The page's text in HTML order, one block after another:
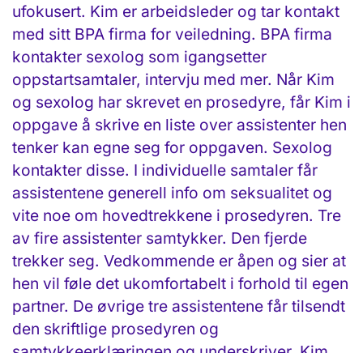
ufokusert. Kim er arbeidsleder og tar kontakt
med sitt BPA firma for veiledning. BPA firma
kontakter sexolog som igangsetter
oppstartsamtaler, intervju med mer. Når Kim
og sexolog har skrevet en prosedyre, får Kim i
oppgave å skrive en liste over assistenter hen
tenker kan egne seg for oppgaven. Sexolog
kontakter disse. I individuelle samtaler får
assistentene generell info om seksualitet og
vite noe om hovedtrekkene i prosedyren. Tre
av fire assistenter samtykker. Den fjerde
trekker seg. Vedkommende er åpen og sier at
hen vil føle det ukomfortabelt i forhold til egen
partner. De øvrige tre assistentene får tilsendt
den skriftlige prosedyren og